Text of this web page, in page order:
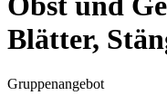
Blätter,
Gruppenangebot